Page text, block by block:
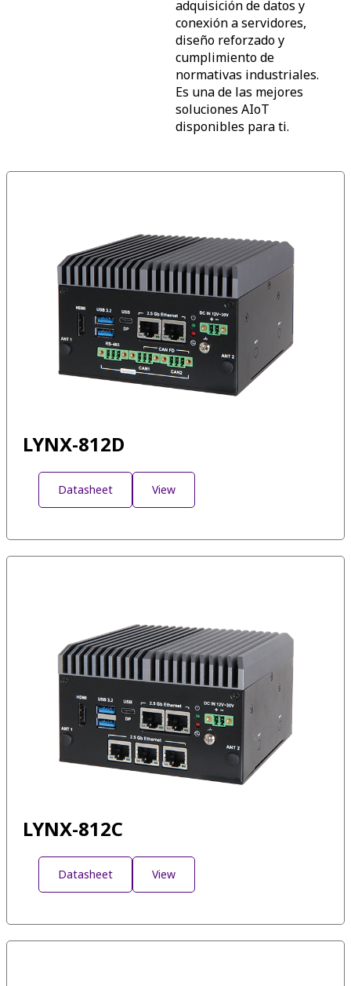
adquisición de datos y
conexión a servidores,
diseño reforzado y
cumplimiento de
normativas industriales.
Es una de las mejores
soluciones AIoT
disponibles para ti.
LYNX-812D
Datasheet View
LYNX-812C
Datasheet View